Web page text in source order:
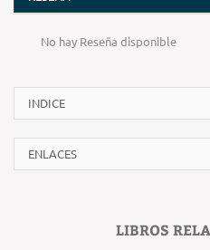
No hay Reseña disponible
INDICE
ENLACES
LIBROS